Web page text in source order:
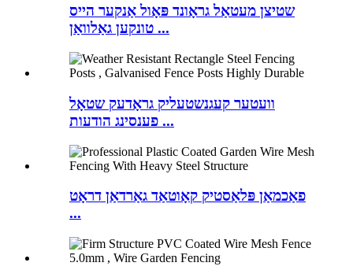
שטיצן מעטאַל גראָונד פּאָול אַנקער הייס
טונקען גאַלוואַן ...
וועטער קעגנשטעליק גראָדעק שטאָל
פענסינג הודעות ...
פאַכמאַן פּלאַסטיק קאָוטאַד גאַרדאַן דראָט
...